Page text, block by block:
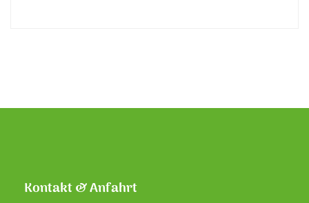
Kontakt & Anfahrt